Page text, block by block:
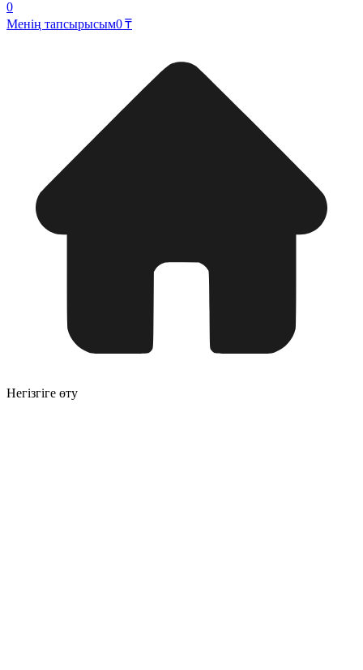
0
Менің тапсырысым0 ₸
Негізгіге өту